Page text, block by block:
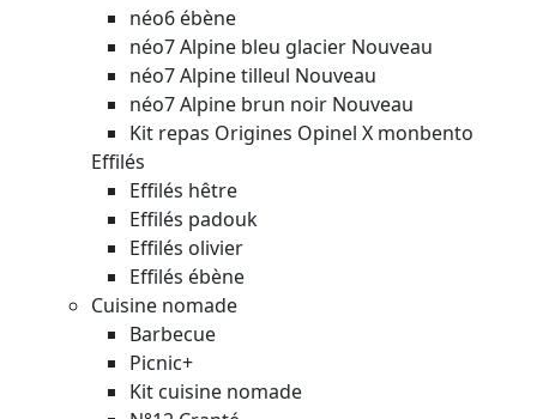
néo6 ébène
néo7 Alpine bleu glacier Nouveau
néo7 Alpine tilleul Nouveau
néo7 Alpine brun noir Nouveau
Kit repas Origines Opinel X monbento
Effilés
Effilés hêtre
Effilés padouk
Effilés olivier
Effilés ébène
Cuisine nomade
Barbecue
Picnic+
Kit cuisine nomade